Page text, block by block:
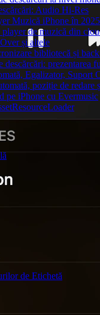
Audio Hi-Res
Muzică iPhone în 2025
de muzică din
și altele
bibliotecă și
descărcări: prezentarea
Egalizator, Suport
poziție de redare
pe iPhone cu Evermusic
de Etichetă